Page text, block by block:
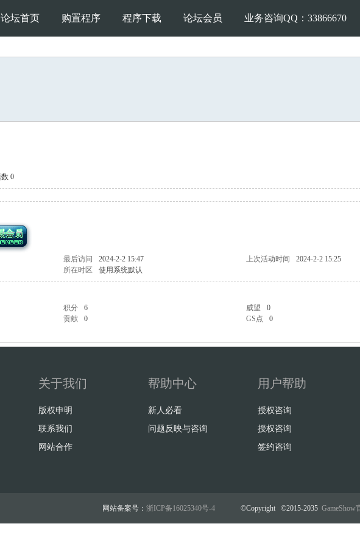
论坛首页 购置程序 程序下载 论坛会员 业务咨询QQ：33866670
0
最后访问 2024-2-2 15:47 上次活动时间
2024-2-2 15:25
所在时区 使用系统默认
积分 6 威望
0
贡献 0 GS点 0
关于我们
版权申明
联系我们
网站合作
帮助中心
新人必看
问题反映与咨询
用户帮助
授权咨询
授权咨询
签约咨询
网站备案号： 浙ICP备16025340号-4 ©Copyright ©2015-2035 GameShow